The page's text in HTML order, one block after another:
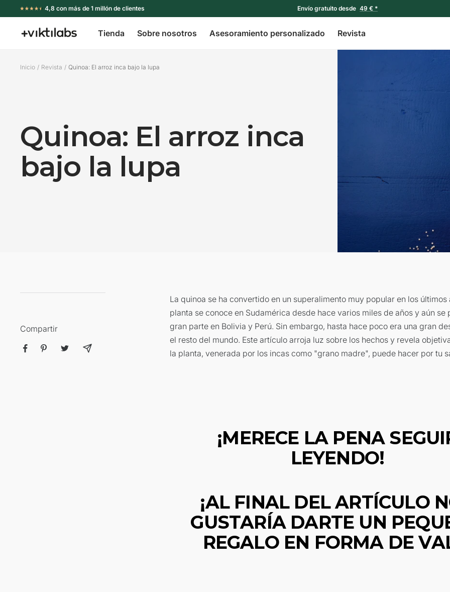
directamente
4,8 con más de 1 millón de clientes Envío gratuito desde 49 € *
Tienda Sobre nosotros Asesoramiento personalizado Revista
Viktilabs
Inicio Revista Quinoa: El arroz inca bajo la lupa
Quinoa: El arroz inca
bajo la lupa
Compartir
La quinoa se ha convertido en un superalimento muy popular en los últimos
planta se conoce en Sudamérica desde hace varios miles de años y aún se
gran parte en Bolivia y Perú. Sin embargo, hasta hace poco era una gran
el resto del mundo. Este artículo arroja luz sobre los hechos y revela
la planta, venerada por los incas como "grano madre", puede hacer por tu
¡MERECE LA PENA
LEYENDO!
¡AL FINAL DEL ARTÍCULO
GUSTARÍA DARTE UN
REGALO EN FORMA DE